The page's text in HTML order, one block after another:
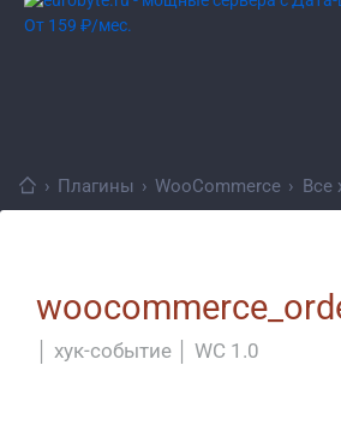
› Плагины › WooCommerce › Все
хук-событие WC 1.0